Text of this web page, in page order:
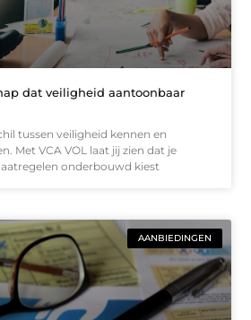
dat veiligheid aantoonbaar
tussen veiligheid kennen en
Met VCA VOL laat jij zien dat je
onderbouwd kiest
AANBIEDINGEN